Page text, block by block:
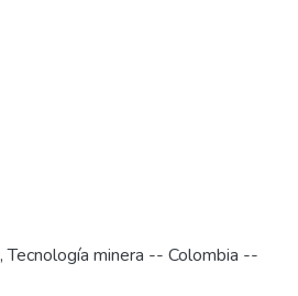
,Tecnología minera -- Colombia --